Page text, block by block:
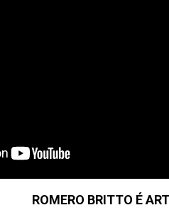
ROMERO BRITTO É